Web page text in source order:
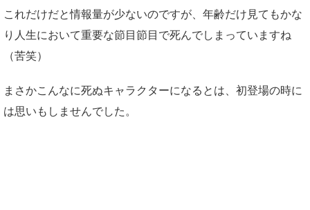
これだけだと情報量が少ないのですが、年齢だけ見てもかな
り人生において重要な節目節目で死んでしまっていますね
（苦笑）
まさかこんなに死ぬキャラクターになるとは、初登場の時に
は思いもしませんでした。